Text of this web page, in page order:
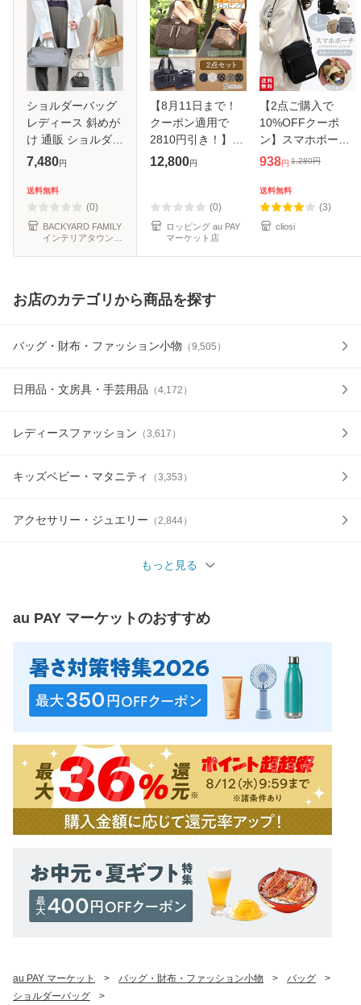
ショルダーバッグ
レディース 斜めが
け 通販 ショルダー
バック ミニボスト
ルダーバッグ ハン
ドバッグ 小さめ 大
人 軽量
7,480円
送料無料
(0)
BACKYARD FAMILY
インテリアタウン
店
【8月11日まで！
クーポン適用で
2810円引き！】ク
リスチャン・オリ
点セット じゅん散
歩 テレビ朝日 ロ
12,800円
(0)
ロッピング au PAY
マーケット店
【2点ご購入で
10%OFFクーポ
ン】スマホポーチ
キャンバス ショル
ット スマホショル
ダー 鞄 レディース
メンズ ミニバッ
938円 1,280円
送料無料
(3)
cliosi
お店のカテゴリから商品を探す
バッグ・財布・ファッション小物 （9,505 ）
日用品・文房具・手芸用品 （4,172 ）
レディースファッション （3,617 ）
キッズベビー・マタニティ （3,353 ）
アクセサリー・ジュエリー （2,844）
もっと見る
au PAY マーケットのおすすめ
au PAY マーケット > バッグ・財布・ファッション小物 > バッグ
>
ショルダーバッグ
>